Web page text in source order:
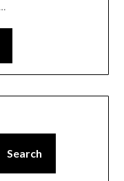
Search